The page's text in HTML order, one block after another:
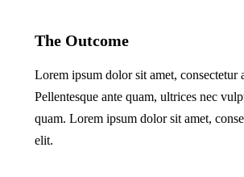
The Outcome
Lorem ipsum dolor sit amet, consectetur
Pellentesque ante quam, ultrices nec
quam. Lorem ipsum dolor sit amet,
elit.